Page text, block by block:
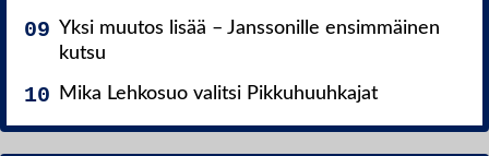
Yksi muutos lisää – Janssonille ensimmäinen
kutsu
Mika Lehkosuo valitsi Pikkuhuuhkajat